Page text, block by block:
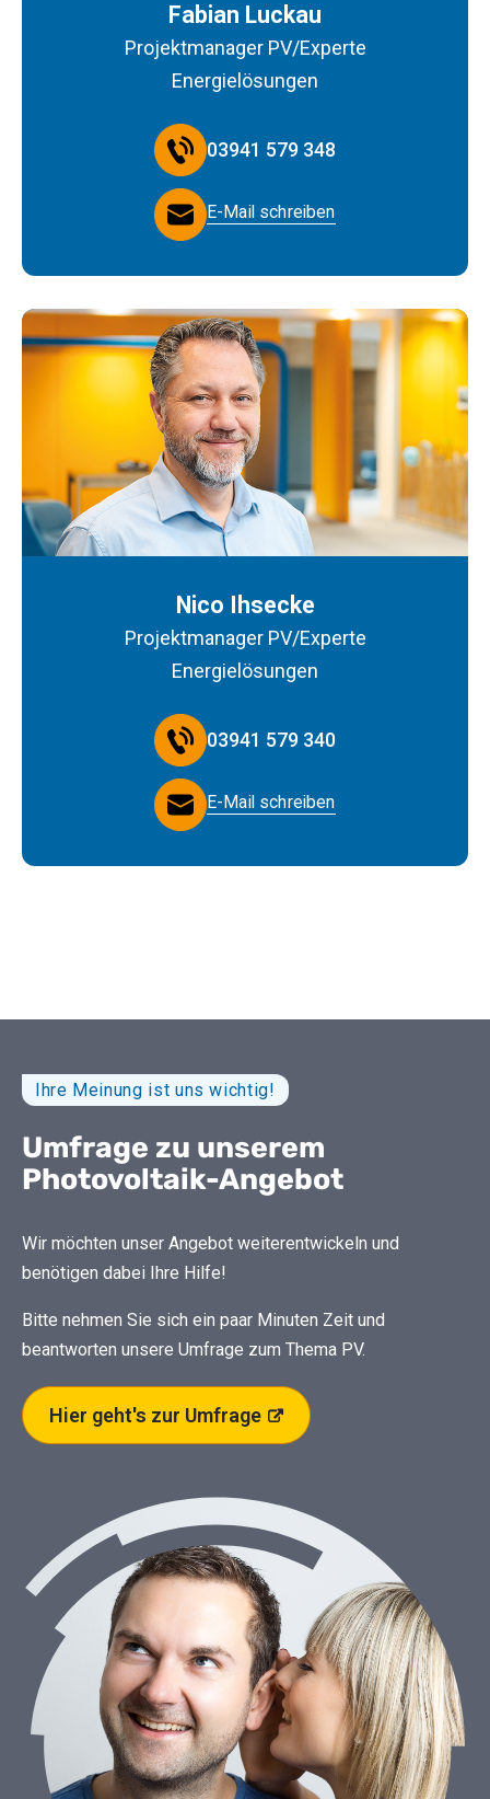
Fabian Luckau
Projektmanager PV/Experte
Energielösungen
03941 579 348
E-Mail schreiben
Nico Ihsecke
Projektmanager PV/Experte
Energielösungen
03941 579 340
E-Mail schreiben
Ihre Meinung ist uns wichtig!
Umfrage zu unserem
Photovoltaik-Angebot
Wir möchten unser Angebot weiterentwickeln und
benötigen dabei Ihre Hilfe!
Bitte nehmen Sie sich ein paar Minuten Zeit und
beantworten unsere Umfrage zum Thema PV.
Hier geht's zur Umfrage